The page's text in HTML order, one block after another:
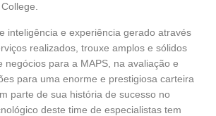
inteligência e experiência gerado através
realizados, trouxe amplos e sólidos
negócios para a MAPS, na avaliação e
para uma enorme e prestigiosa carteira
parte de sua história de sucesso no
deste time de especialistas tem